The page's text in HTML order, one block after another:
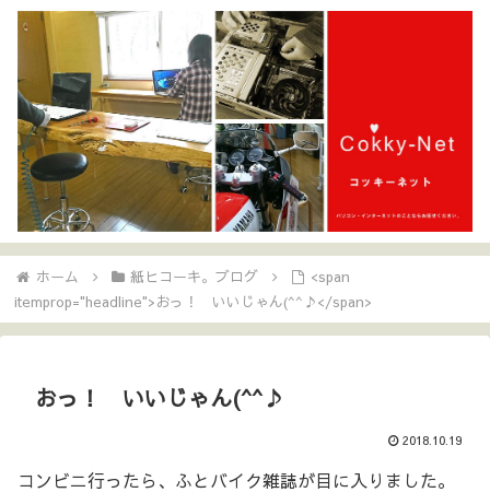
ホーム 紙ヒコーキ。ブログ
<span
itemprop="headline">おっ！ いいじゃん(^^♪</span>
おっ！ いいじゃん(^^♪
2018.10.19
コンビニ行ったら、ふとバイク雑誌が目に入りました。